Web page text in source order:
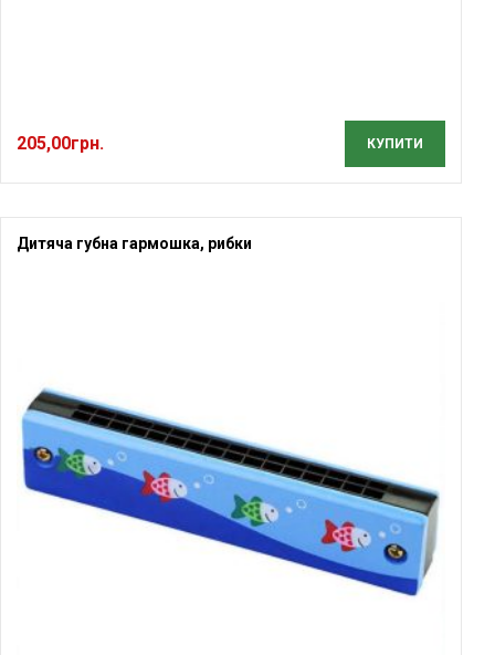
205,00грн. КУПИТИ
Дитяча губна гармошка, рибки